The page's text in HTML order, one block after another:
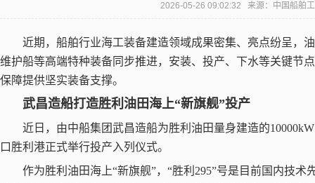
2026-05-26 09:02:32 来源：中国船舶
近期，船舶行业海工装备建造领域成果密集、亮点纷呈，
维护船等高端特种装备同步推进，安装、投产、下水等关键节
保障提供坚实装备支撑。
武昌造船打造胜利油田海上“新旗舰”投产
近日，由中船集团武昌造船为胜利油田量身建造的10000kW
口胜利港正式举行投产入列仪式。
作为胜利油田海上“新旗舰”， “胜利 295”号是目前国内技术